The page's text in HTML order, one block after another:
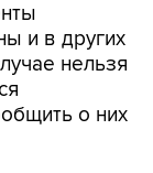
и в других
нельзя
о них